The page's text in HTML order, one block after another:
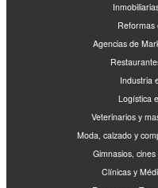
Reformas
Agencias de
Industria
Logística
Veterinarios y
Moda, calzado y
Gimnasios,
Clínicas y